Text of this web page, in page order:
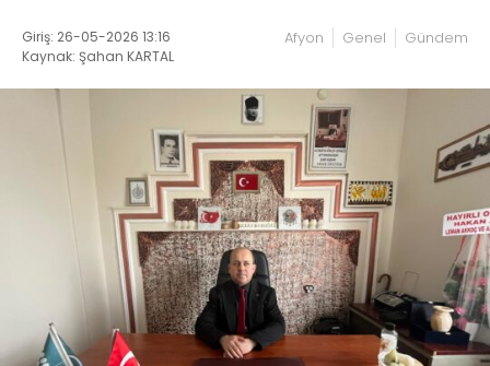
Giriş: 26-05-2026 13:16
Kaynak: Şahan KARTAL
Afyon Genel Gündem